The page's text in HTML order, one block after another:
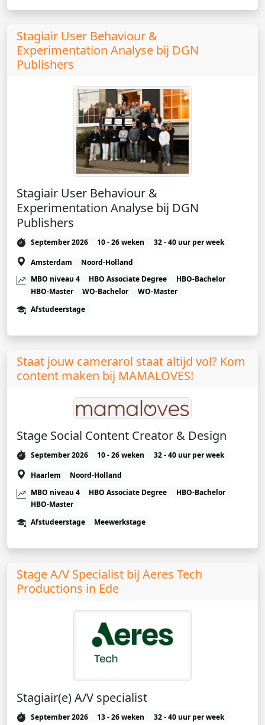
Stagiair User Behaviour &
Experimentation Analyse bij DGN
Publishers
Stagiair User Behaviour &
Experimentation Analyse bij DGN
Publishers
September 2026 10 - 26 weken
32 - 40 uur per week
Amsterdam
Noord-Holland
MBO niveau 4
HBO Associate Degree
HBO-Bachelor
HBO-Master
WO-Bachelor
WO-Master
Afstudeerstage
Staat jouw camerarol staat altijd vol? Kom
content maken bij MAMALOVES!
Stage Social Content Creator & Design
September 2026 10 - 26 weken
32 - 40 uur per week
Haarlem
Noord-Holland
MBO niveau 4
HBO Associate Degree
HBO-Bachelor
HBO-Master
Afstudeerstage
Meewerkstage
Stage A/V Specialist bij Aeres Tech
Productions in Ede
Stagiair(e) A/V specialist
September 2026 13 - 26 weken
32 - 40 uur per week